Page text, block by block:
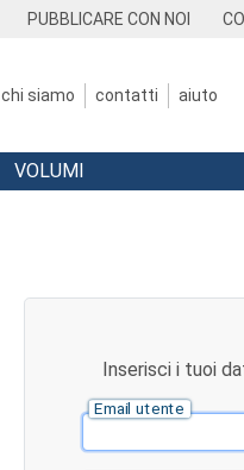
PUBBLICARE CON NOI
chi siamo contatti aiuto
VOLUMI
Inserisci i tuoi
Email utente